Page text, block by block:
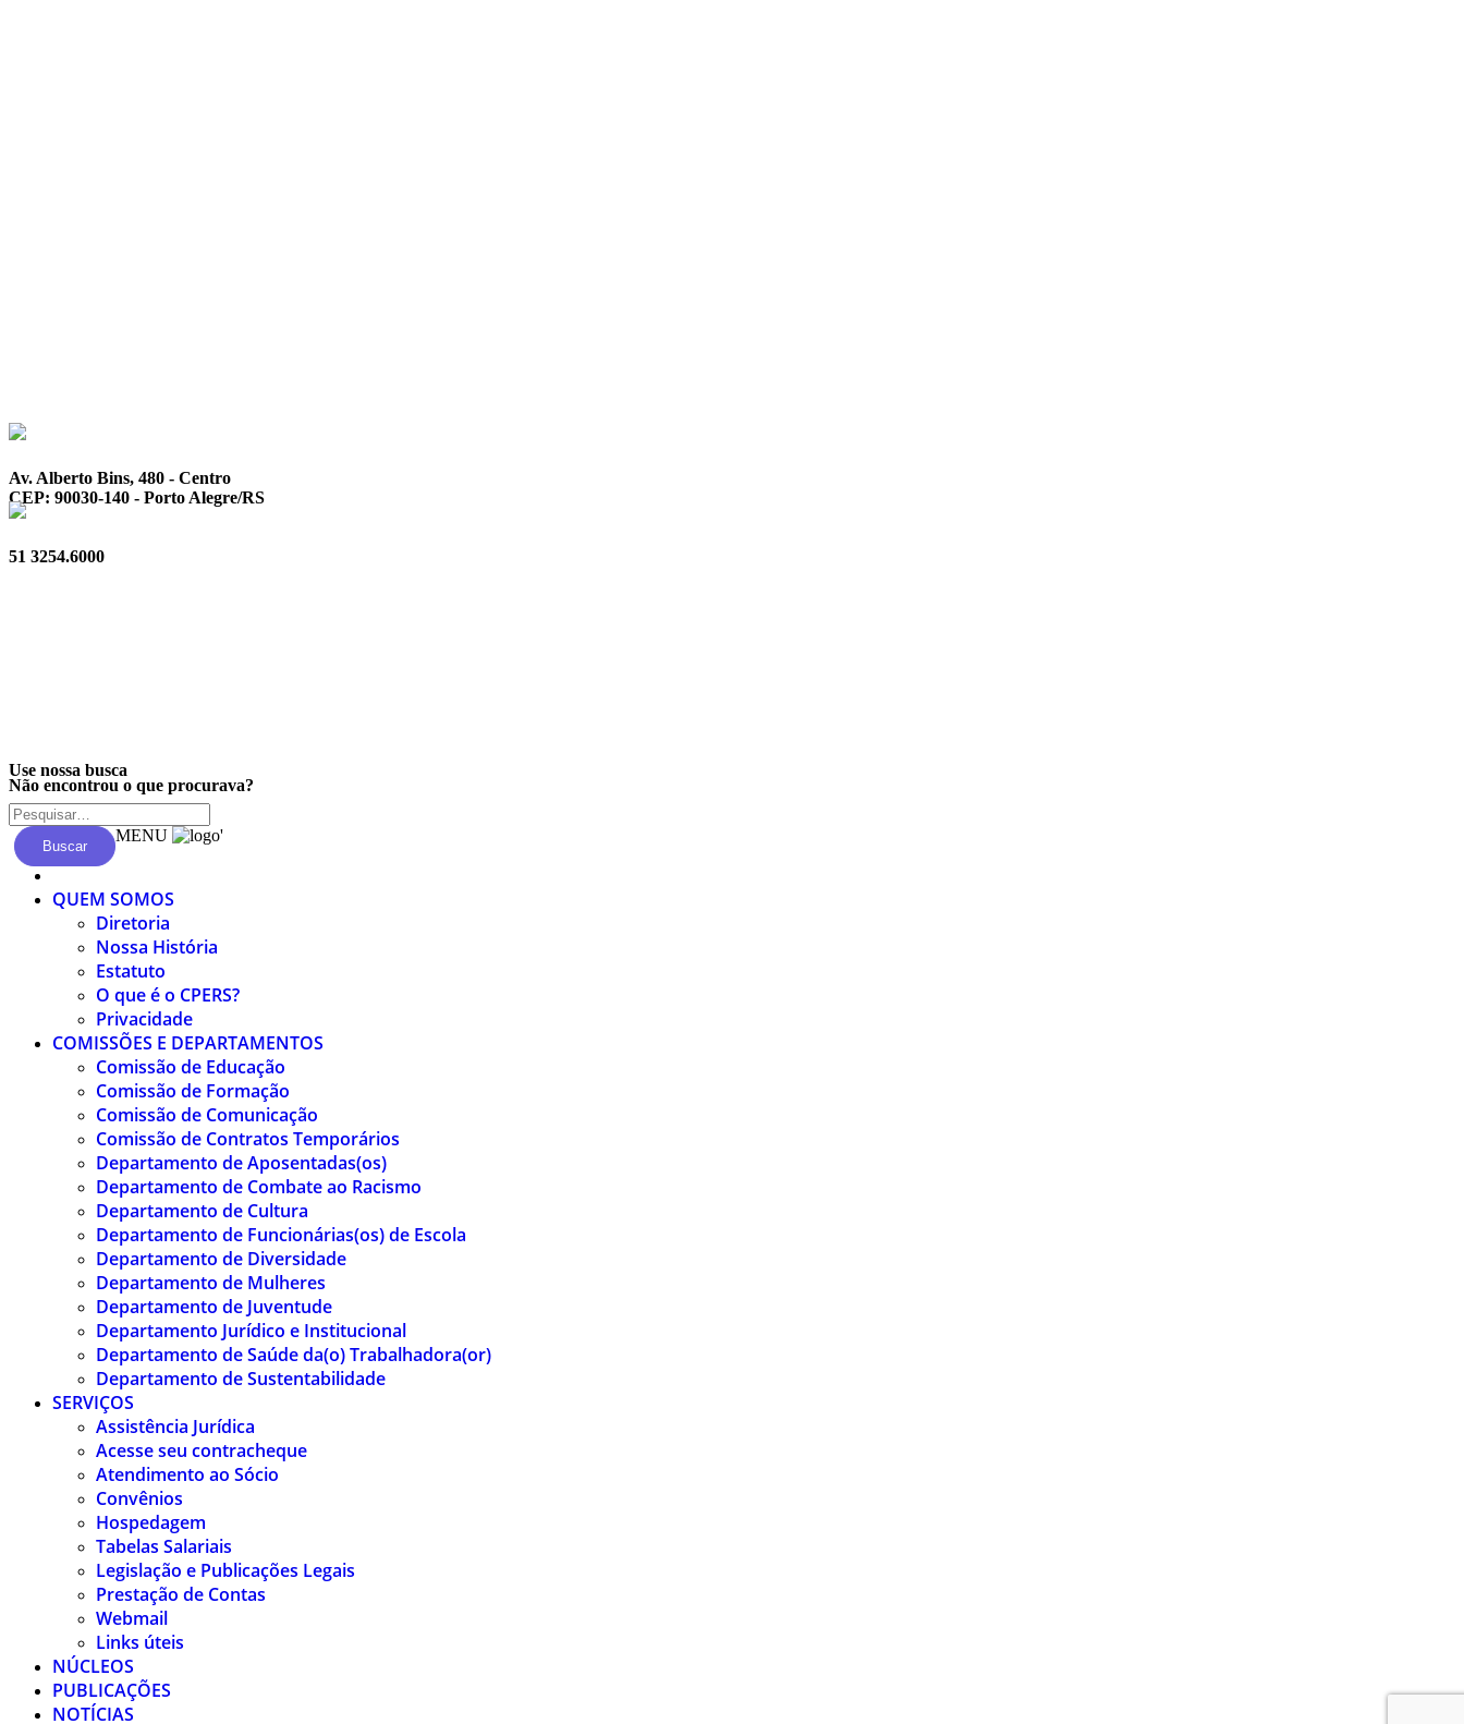
Av. Alberto Bins, 480 - Centro
CEP: 90030-140 - Porto Alegre/RS
51 3254.6000
Não encontrou o que procurava?
Use nossa busca
Buscar
MENU '
QUEM SOMOS
Diretoria
Nossa História
Estatuto
O que é o CPERS?
Privacidade
COMISSÕES E DEPARTAMENTOS
Comissão de Educação
Comissão de Formação
Comissão de Comunicação
Comissão de Contratos Temporários
Departamento de Aposentadas(os)
Departamento de Combate ao Racismo
Departamento de Cultura
Departamento de Funcionárias(os) de Escola
Departamento de Diversidade
Departamento de Mulheres
Departamento de Juventude
Departamento Jurídico e Institucional
Departamento de Saúde da(o) Trabalhadora(or)
Departamento de Sustentabilidade
SERVIÇOS
Assistência Jurídica
Acesse seu contracheque
Atendimento ao Sócio
Convênios
Hospedagem
Tabelas Salariais
Legislação e Publicações Legais
Prestação de Contas
Webmail
Links úteis
NÚCLEOS
PUBLICAÇÕES
NOTÍCIAS